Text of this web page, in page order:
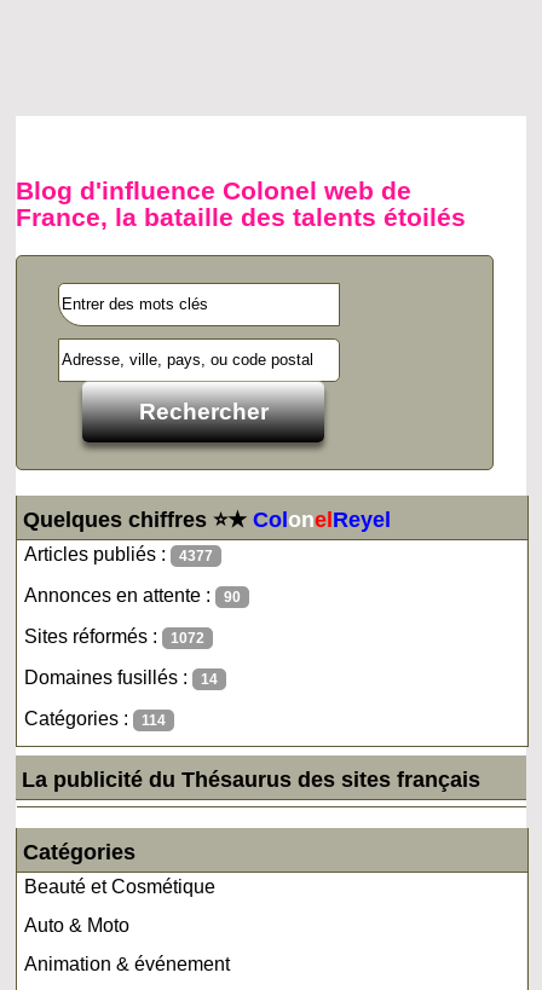
Blog d'influence Colonel web de
France, la bataille des talents étoilés
Quelques chiffres ⭐★ColonelReyel
Articles publiés : 4377
Annonces en attente : 90
Sites réformés : 1072
Domaines fusillés : 14
Catégories : 114
La publicité du Thésaurus des sites français
Catégories
Beauté et Cosmétique
Auto & Moto
Animation & événement